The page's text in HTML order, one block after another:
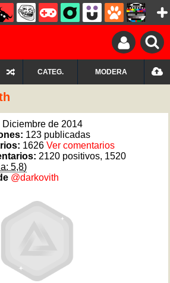
CATEG. MODERA
Diciembre de 2014
123 publicadas
1626 Ver comentarios
2120 positivos, 1520
5,8)
@darkovith